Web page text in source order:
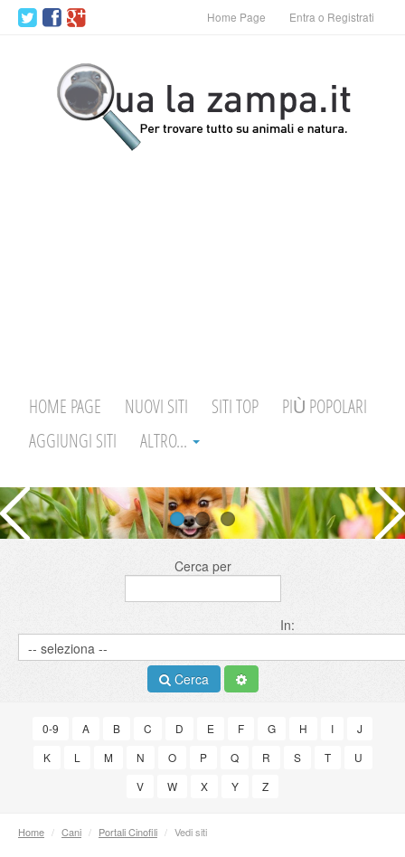
Home Page Entra o Registrati
HOME PAGE NUOVI SITI SITI TOP
PIÙ POPOLARI
AGGIUNGI SITI
ALTRO...
Cerca per
In:
Cerca
0-9 A B C D E F G H I
J
K
L M N O P Q R S T
U
V
W X Y Z
Home / Cani / Portali Cinofili / Vedi siti